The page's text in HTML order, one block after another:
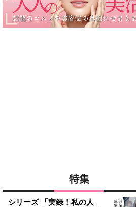
特集
シリーズ 「実録！私の人